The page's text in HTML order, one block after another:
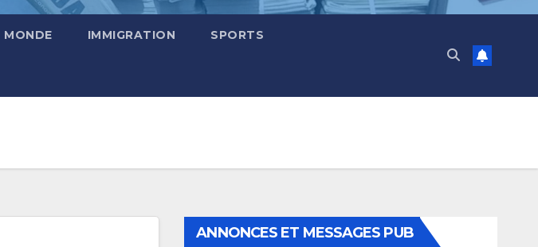
MONDE IMMIGRATION SPORTS
ANNONCES ET MESSAGES PUB